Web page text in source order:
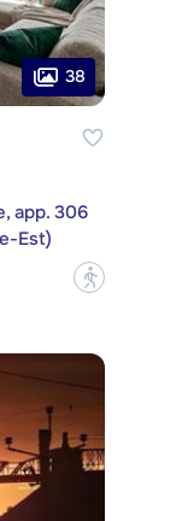
38
app. 306
Est)
?